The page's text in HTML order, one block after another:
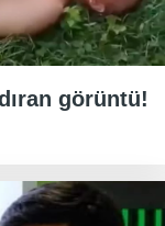
görüntü!